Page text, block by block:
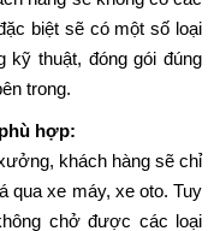
biệt sẽ có một số loại
thuật, đóng gói đúng
trong.
hợp:
khách hàng sẽ chỉ
qua xe máy, xe oto. Tuy
chở được các loại